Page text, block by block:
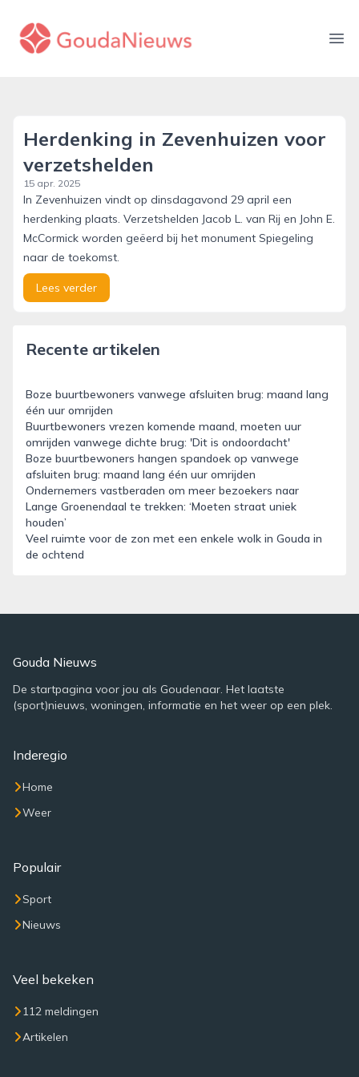
gouda-nieuws.nl
Herdenking in Zevenhuizen voor
verzetshelden
15 apr. 2025
In Zevenhuizen vindt op dinsdagavond 29 april een
herdenking plaats. Verzetshelden Jacob L. van Rij en John E.
McCormick worden geëerd bij het monument Spiegeling
naar de toekomst.
Lees verder
Recente artikelen
Boze buurtbewoners vanwege afsluiten brug: maand lang
één uur omrijden
Buurtbewoners vrezen komende maand, moeten uur
omrijden vanwege dichte brug: 'Dit is ondoordacht'
Boze buurtbewoners hangen spandoek op vanwege
afsluiten brug: maand lang één uur omrijden
Ondernemers vastberaden om meer bezoekers naar
Lange Groenendaal te trekken: ‘Moeten straat uniek
houden’
Veel ruimte voor de zon met een enkele wolk in Gouda in
de ochtend
Gouda Nieuws
De startpagina voor jou als Goudenaar. Het laatste
(sport)nieuws, woningen, informatie en het weer op een plek.
Inderegio
Home
Weer
Populair
Sport
Nieuws
Veel bekeken
112 meldingen
Artikelen